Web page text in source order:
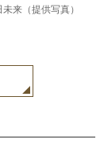
来（提供写真）